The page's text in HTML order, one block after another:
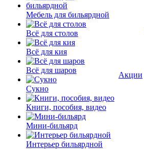
Мебель для бильярдной
Всё для столов
Всё для кия
Всё для шаров
Сукно
Книги, пособия, видео
Мини-бильярд
Интерьер бильярдной
Акции